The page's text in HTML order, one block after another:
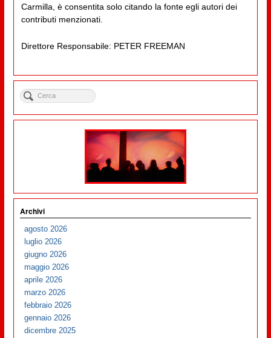
Carmilla, è consentita solo citando la fonte egli autori dei
contributi menzionati.
Direttore Responsabile: PETER FREEMAN
Archivi
agosto 2026
luglio 2026
giugno 2026
maggio 2026
aprile 2026
marzo 2026
febbraio 2026
gennaio 2026
dicembre 2025